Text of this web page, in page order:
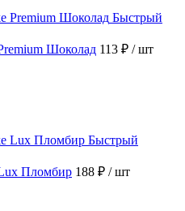
Быстрый
Шоколад 113 ₽ / шт
Быстрый
Пломбир 188 ₽ / шт